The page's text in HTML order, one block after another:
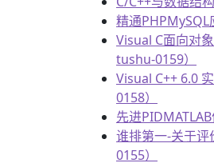
精通
Visual C面向对
tushu-0159）
Visual C++ 6.0
0158）
先进
谁排第一-关于
0155）